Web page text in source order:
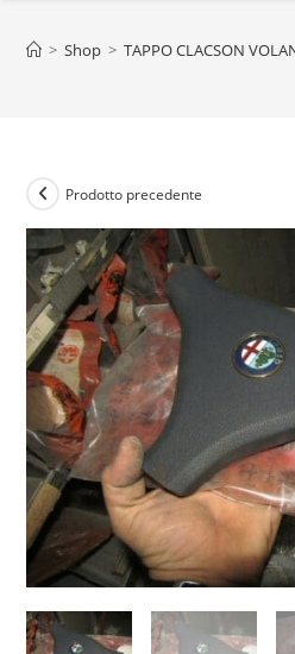
> Shop > TAPPO CLACSON
Prodotto precedente